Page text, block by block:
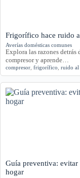
Frigorífico hace ruido
Averías domésticas comunes
Explora las razones
compresor y aprende…
compresor frigorífico ruido al
Guía preventiva: evitar
hogar